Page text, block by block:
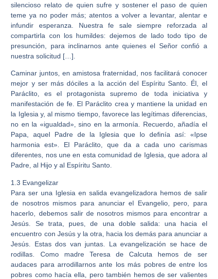
silencioso relato de quien sufre y sostener el paso de quien
teme ya no poder más; atentos a volver a levantar, alentar e
infundir esperanza. Nuestra fe sale siempre reforzada al
compartirla con los humildes: dejemos de lado todo tipo de
presunción, para inclinarnos ante quienes el Señor confió a
nuestra solicitud […].
Caminar juntos, en amistosa fraternidad, nos facilitará conocer
mejor y ser más dóciles a la acción del Espíritu Santo. Él, el
Paráclito, es el protagonista supremo de toda iniciativa y
manifestación de fe. El Paráclito crea y mantiene la unidad en
la Iglesia y, al mismo tiempo, favorece las legítimas diferencias,
no en la «igualdad», sino en la armonía. Recuerdo, añadía el
Papa, aquel Padre de la Iglesia que lo definía así: «Ipse
harmonia est». El Paráclito, que da a cada uno carismas
diferentes, nos une en esta comunidad de Iglesia, que adora al
Padre, al Hijo y al Espíritu Santo.
1.3 Evangelizar
Para ser una Iglesia en salida evangelizadora hemos de salir
de nosotros mismos para anunciar el Evangelio, pero, para
hacerlo, debemos salir de nosotros mismos para encontrar a
Jesús. Se trata, pues, de una doble salida: una hacia el
encuentro con Jesús y la otra, hacia los demás para anunciar a
Jesús. Estas dos van juntas. La evangelización se hace de
rodillas. Como madre Teresa de Calcuta hemos de ser
audaces para arrodillarnos ante los más pobres de entre los
pobres como hacía ella, pero también hemos de ser valientes